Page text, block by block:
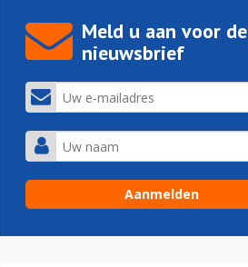
Meld u aan voor de
nieuwsbrief